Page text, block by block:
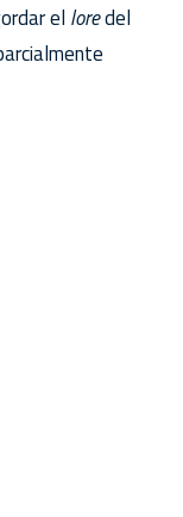
el loredel